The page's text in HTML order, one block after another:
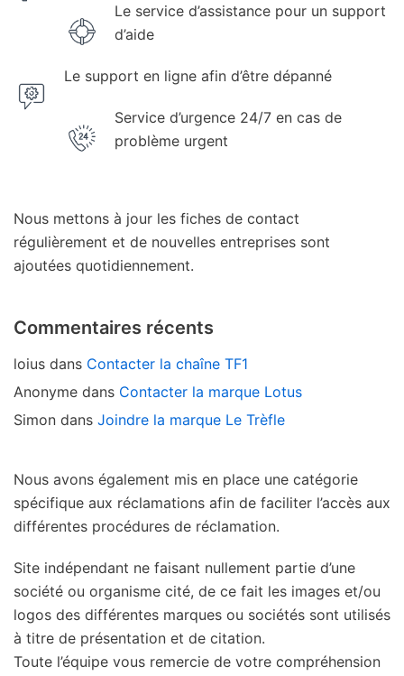
Le service d’assistance pour un support
d’aide
Le support en ligne afin d’être dépanné
Service d’urgence 24/7 en cas de
problème urgent
Nous mettons à jour les fiches de contact
régulièrement et de nouvelles entreprises sont
ajoutées quotidiennement.
Commentaires récents
loius dans Contacter la chaîne TF1
Anonyme dans Contacter la marque Lotus
Simon dans Joindre la marque Le Trèfle
Nous avons également mis en place une catégorie
spécifique aux réclamations afin de faciliter l’accès aux
différentes procédures de réclamation.
Site indépendant ne faisant nullement partie d’une
société ou organisme cité, de ce fait les images et/ou
logos des différentes marques ou sociétés sont utilisés
à titre de présentation et de citation.
Toute l’équipe vous remercie de votre compréhension